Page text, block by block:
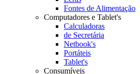
Fontes de Alimentação
Computadores e Tablet's
Calculadoras
de Secretária
Netbook's
Portáteis
Tablet's
Consumíveis